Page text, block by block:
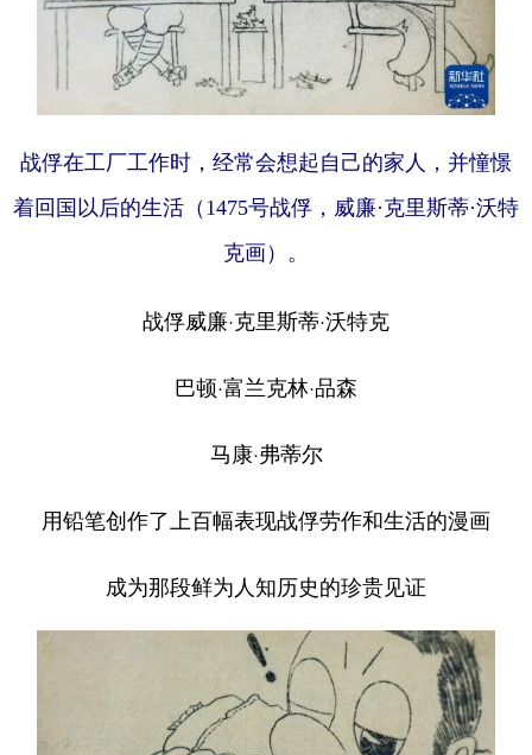
战俘在工厂工作时，经常会想起自己的家人，并憧憬
着回国以后的生活（1475号战俘，威廉·克里斯蒂·沃特
克画）。
战俘威廉·克里斯蒂·沃特克
巴顿·富兰克林·品森
马康·弗蒂尔
用铅笔创作了上百幅表现战俘劳作和生活的漫画
成为那段鲜为人知历史的珍贵见证